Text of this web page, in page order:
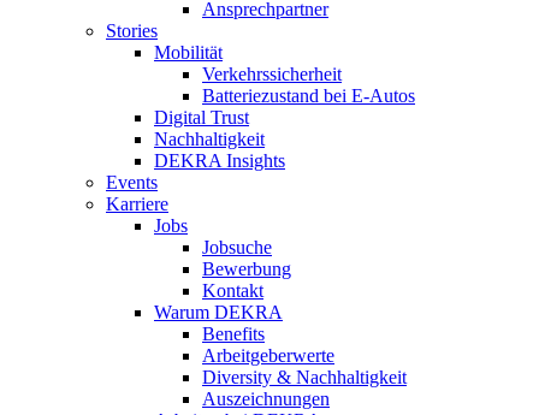
Ansprechpartner
Stories
Mobilität
Verkehrssicherheit
Batteriezustand bei E-Autos
Digital Trust
Nachhaltigkeit
DEKRA Insights
Events
Karriere
Jobs
Jobsuche
Bewerbung
Kontakt
Warum DEKRA
Benefits
Arbeitgeberwerte
Diversity & Nachhaltigkeit
Auszeichnungen